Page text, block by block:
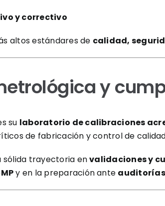
y correctivo
altos estándares de calidad,
y
su laboratorio de calibraciones
de fabricación y control de
sólida trayectoria envalidaciones y
y en la preparación ante